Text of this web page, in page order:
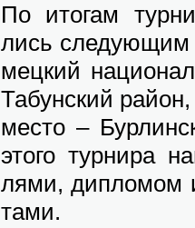
По ито­гам
лись
мец­кий
Та­бун­ский
ме­сто –
это­го тур­ни­ра
ля­ми, ди­пло­мом
та­ми.